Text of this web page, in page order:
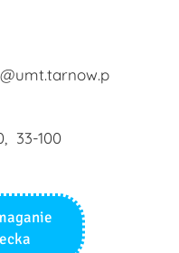
33-100